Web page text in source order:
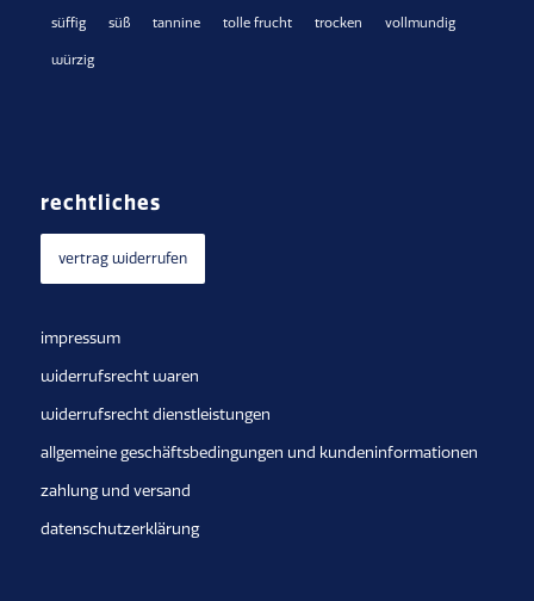
süffig süß tannine tolle frucht trocken vollmundig
würzig
rechtliches
vertrag widerrufen
impressum
widerrufsrecht waren
widerrufsrecht dienstleistungen
allgemeine geschäftsbedingungen und kundeninformationen
zahlung und versand
datenschutzerklärung